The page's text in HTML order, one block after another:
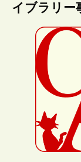
イブラリー